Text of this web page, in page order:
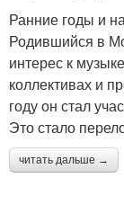
Ранние годы и
Родившийся в
интерес к
коллективах и
году он стал
Это стало
читать дальше →